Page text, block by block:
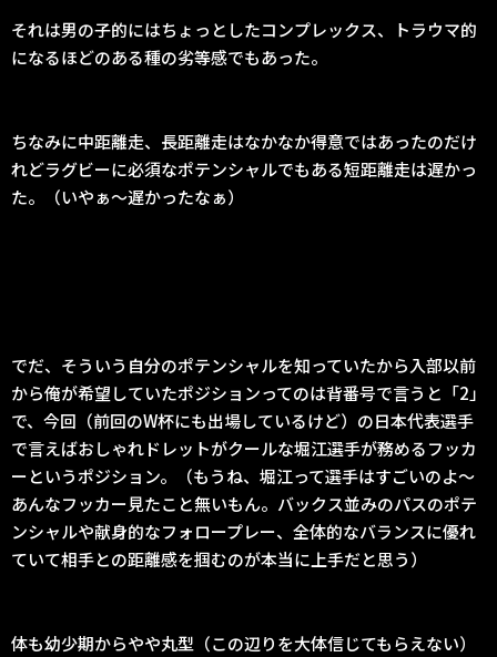
それは男の子的にはちょっとしたコンプレックス、トラウマ的
になるほどのある種の劣等感でもあった。
ちなみに中距離走、長距離走はなかなか得意ではあったのだけ
れどラグビーに必須なポテンシャルでもある短距離走は遅かっ
た。（いやぁ〜遅かったなぁ）
でだ、そういう自分のポテンシャルを知っていたから入部以前
から俺が希望していたポジションってのは背番号で言うと「2」
で、今回（前回のW杯にも出場しているけど）の日本代表選手
で言えばおしゃれドレットがクールな堀江選手が務めるフッカ
ーというポジション。（もうね、堀江って選手はすごいのよ〜
あんなフッカー見たこと無いもん。バックス並みのパスのポテ
ンシャルや献身的なフォロープレー、全体的なバランスに優れ
ていて相手との距離感を掴むのが本当に上手だと思う）
体も幼少期からやや丸型（この辺りを大体信じてもらえない）